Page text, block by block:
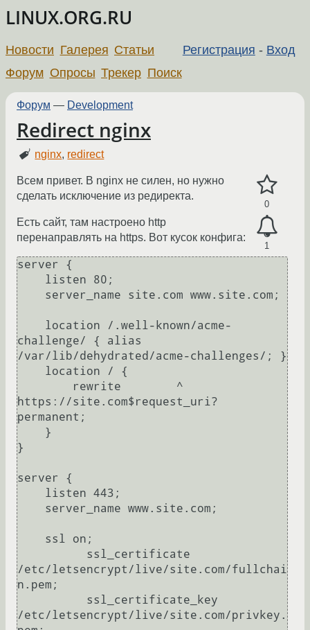
LINUX.ORG.RU
Регистрация - Вход
Новости Галерея Статьи
Форум Опросы Трекер Поиск
Форум — Development
Redirect nginx
nginx, redirect
0
1
Всем привет. В nginx не силен, но нужно
сделать исключение из редиректа.
Есть сайт, там настроено http
перенаправлять на https. Вот кусок конфига:
server {
challenge/ { alias
/var/lib/dehydrated/acme-challenges/; }
https://site.com$request_uri?
permanent;
}
server {
/etc/letsencrypt/live/site.com/fullchai
n.pem;
/etc/letsencrypt/live/site.com/privkey.